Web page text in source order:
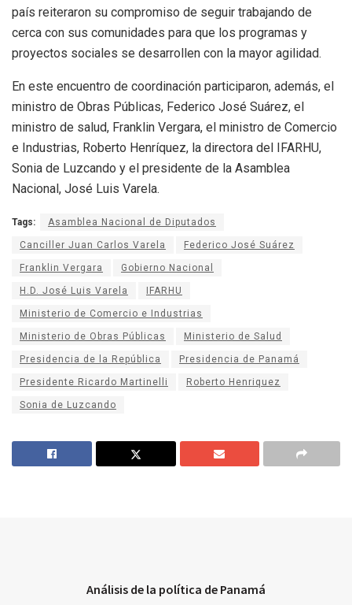
país reiteraron su compromiso de seguir trabajando de
cerca con sus comunidades para que los programas y
proyectos sociales se desarrollen con la mayor agilidad.
En este encuentro de coordinación participaron, además, el
ministro de Obras Públicas, Federico José Suárez, el
ministro de salud, Franklin Vergara, el ministro de Comercio
e Industrias, Roberto Henríquez, la directora del IFARHU,
Sonia de Luzcando y el presidente de la Asamblea
Nacional, José Luis Varela.
Tags: Asamblea Nacional de Diputados
Canciller Juan Carlos Varela Federico José Suárez
Franklin Vergara Gobierno Nacional
H.D. José Luis Varela IFARHU
Ministerio de Comercio e Industrias
Ministerio de Obras Públicas Ministerio de Salud
Presidencia de la República Presidencia de Panamá
Presidente Ricardo Martinelli Roberto Henriquez
Sonia de Luzcando
Análisis de la política de Panamá